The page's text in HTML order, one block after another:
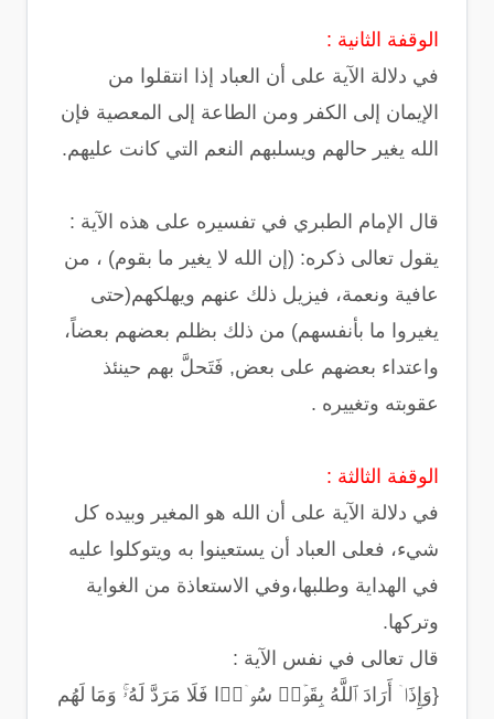
الوقفة الثانية :
في دلالة الآية على أن العباد إذا انتقلوا من
الإيمان إلى الكفر ومن الطاعة إلى المعصية فإن
الله يغير حالهم ويسلبهم النعم التي كانت عليهم.
قال الإمام الطبري في تفسيره على هذه الآية :
يقول تعالى ذكره: (إن الله لا يغير ما بقوم) ، من
عافية ونعمة، فيزيل ذلك عنهم ويهلكهم(حتى
يغيروا ما بأنفسهم) من ذلك بظلم بعضهم بعضاً،
واعتداء بعضهم على بعض, فَتَحلَّ بهم حينئذ
عقوبته وتغييره .
الوقفة الثالثة :
في دلالة الآية على أن الله هو المغير وبيده كل
شيء، فعلى العباد أن يستعينوا به ويتوكلوا عليه
في الهداية وطلبها،وفي الاستعاذة من الغواية
وتركها.
قال تعالى في نفس الآية :
{وَإِذَاۤ أَرَادَ ٱللَّهُ بِقَوۡمࣲ سُوۤءࣰا فَلَا مَرَدَّ لَهُۥۚ وَمَا لَهُم